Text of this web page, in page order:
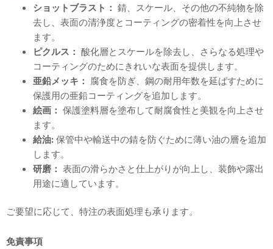
ショットブラスト： 錆、スケール、その他の不純物を除
去し、表面の清浄度とコーティングの密着性を向上させ
ます。
ピクルス： 酸化層とスケールを除去し、さらなる処理や
コーティングのためにきれいな表面を提供します。
亜鉛メッキ： 腐食を防ぎ、鋼の耐用年数を延ばすために
保護用の亜鉛コーティングを追加します。
絵画： 保護塗料層を塗布して耐腐食性と美観を向上させ
ます。
給油:保管中や輸送中の錆を防ぐために薄い油の層を追加
します。
研磨： 表面の滑らかさと仕上がりが向上し、装飾や露出
用途に適しています。
ご要望に応じて、特注の表面処理も承ります。
免責事項